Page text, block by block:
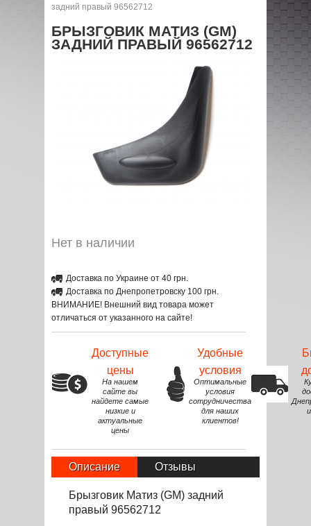
задний правый 96562712
БРЫЗГОВИК МАТИЗ (GM)
ЗАДНИЙ ПРАВЫЙ 96562712
Нет в наличии
Доставка по Украине от 40 грн.
Доставка по Днепропетровску 100 грн.
ВНИМАНИЕ! Внешний вид товара может
отличаться от указанного на сайте!
Доступные
цены
На нашем
сайте вы
найдете самые
низкие и
актуальные
цены
Удобные
условия
Оптимальные
условия
сотрудничества
для наших
клиентов!
Описание Отзывы
Брызговик Матиз (GM) задний
правый 96562712